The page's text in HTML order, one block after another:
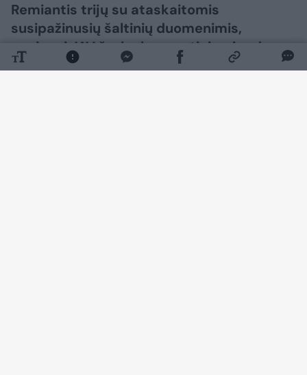
Remiantis trijų su ataskaitomis
susipažinusių šaltinių duomenimis,
naujausi JAV žvalgybos vertinimai rodo,
kad Rusijos prezidentas Vladimiras